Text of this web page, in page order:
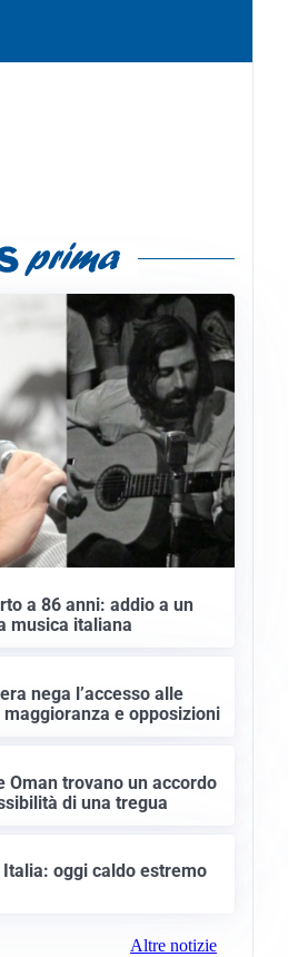
a 86 anni: addio a un
musica italiana
nega l’accesso alle
e opposizioni
Oman trovano un accordo
di una tregua
oggi caldo estremo
Altre notizie